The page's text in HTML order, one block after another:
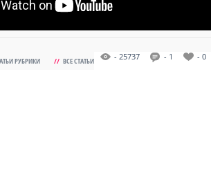
РУБРИКИ // ВСЕ СТАТЬИ - 25737 - 1 - 0